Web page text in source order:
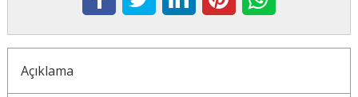
Açıklama